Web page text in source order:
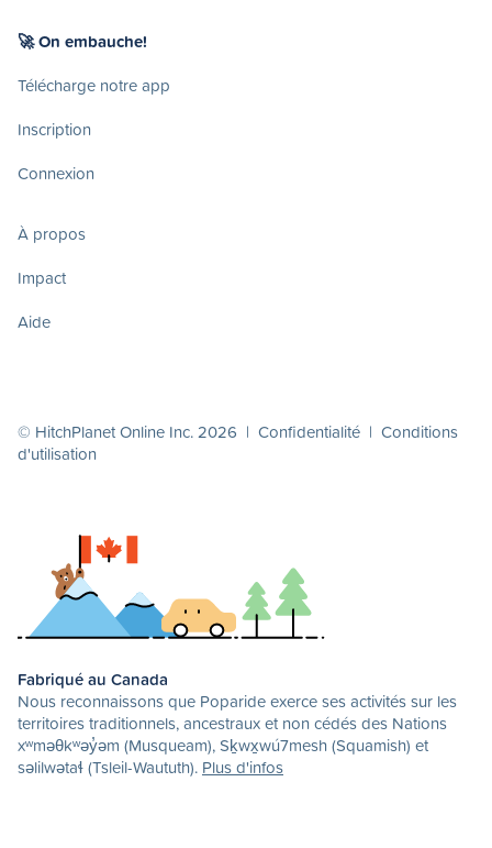
🚀 On embauche!
Télécharge notre app
Inscription
Connexion
À propos
Impact
Aide
© HitchPlanet Online Inc. 2026 | Confidentialité | Conditions
d'utilisation
Fabriqué au Canada
Nous reconnaissons que Poparide exerce ses activités sur les
territoires traditionnels, ancestraux et non cédés des Nations
xʷməθkʷəy̓əm (Musqueam), Sḵwx̱wú7mesh (Squamish) et
səlilwətaɬ (Tsleil-Waututh). Plus d'infos